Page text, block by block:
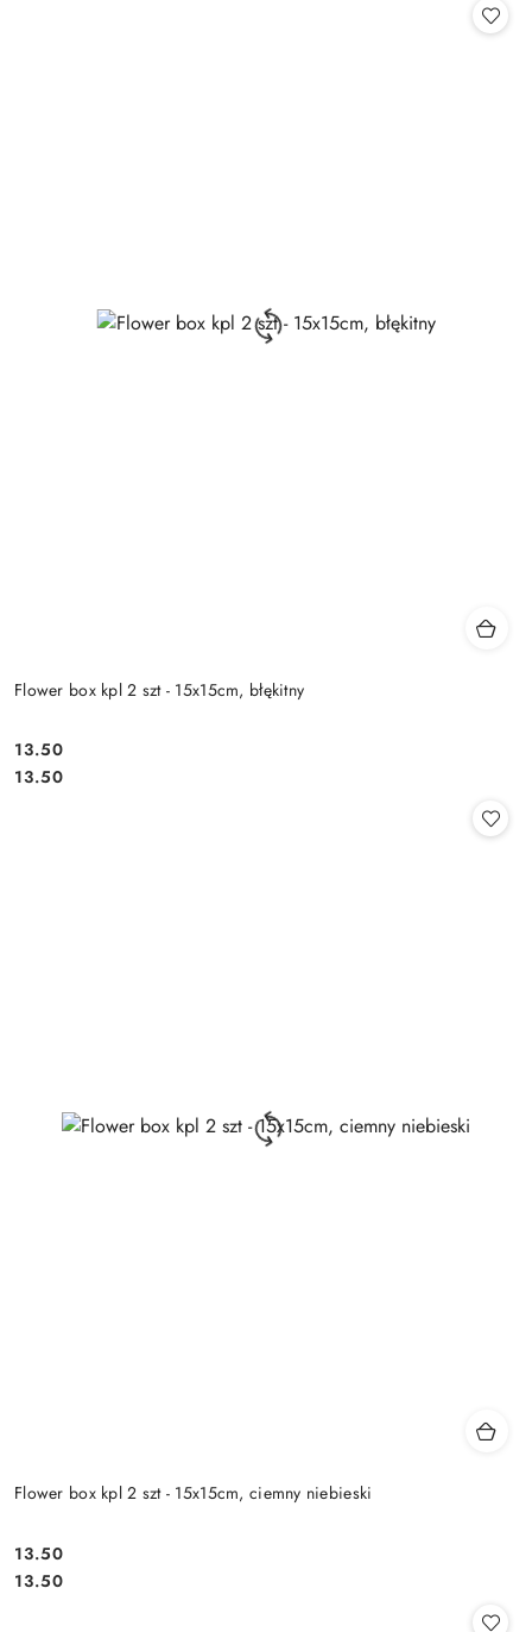
Flower box kpl 2 szt - 15x15cm, błękitny
Cena:
13.50
Cena:
13.50
Flower box kpl 2 szt - 15x15cm, ciemny niebieski
Cena:
13.50
Cena:
13.50